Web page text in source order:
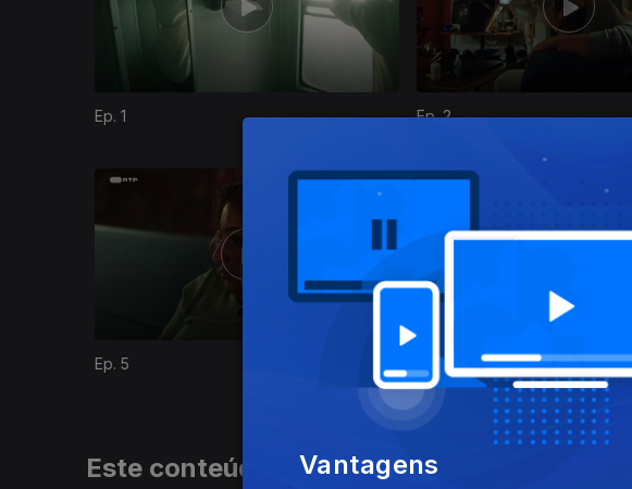
Ep. 1 Ep. 2
Ep. 5 Ep. 6
866320
Este conteúdo faz parte de Séries nacionais
Vantagens